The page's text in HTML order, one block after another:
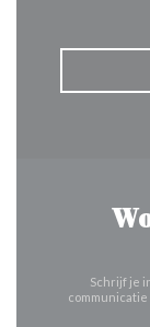
Schrijf je